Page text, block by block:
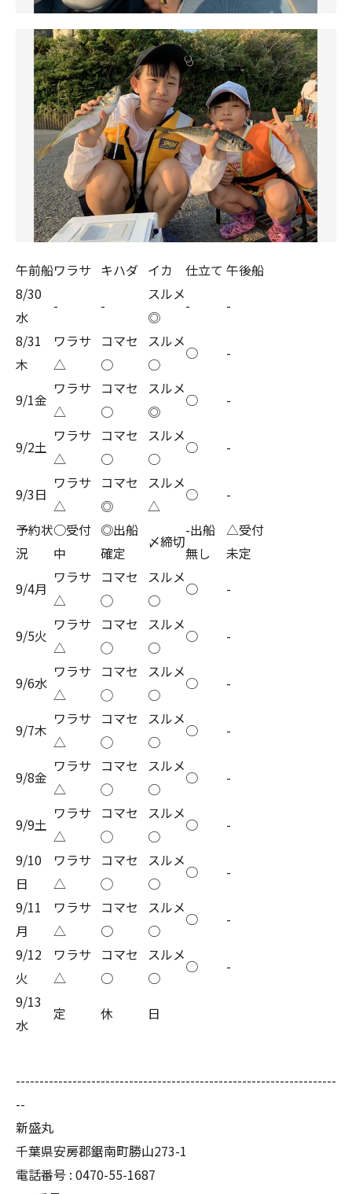
午前船ワラサ キハダ イカ 仕立て 午後船
8/30
水
- -
スルメ
◎
-
-
8/31
木
ワラサ
△
コマセ
○
スルメ
○
○ -
9/1金
ワラサ
△
コマセ
○
スルメ
◎
○ -
9/2土
ワラサ
△
コマセ
○
スルメ
○
○ -
9/3日
ワラサ
△
コマセ
◎
スルメ
△
○
-
予約状
況
○受付
中
◎出船
確定
〆締切
-出船
無し
△受付
未定
9/4月
ワラサ
△
コマセ
◯
スルメ
○
○ -
9/5火
ワラサ
△
コマセ
◯
スルメ
○
○ -
9/6水
ワラサ
△
コマセ
◯
スルメ
○
○ -
9/7木
ワラサ
△
コマセ
◯
スルメ
○
○ -
9/8金
ワラサ
△
コマセ
◯
スルメ
○
○ -
9/9土
ワラサ
△
コマセ
◯
スルメ
○
○
-
9/10
日
ワラサ
△
コマセ
◯
スルメ
○
○
-
9/11
月
ワラサ
△
コマセ
○
スルメ
○
○
-
9/12
火
ワラサ
△
コマセ
○
スルメ
○
○
-
9/13
水
定 休 日
--------------------------------------------------------------------
--
新盛丸
千葉県安房郡鋸南町勝山273-1
電話番号 : 0470-55-1687